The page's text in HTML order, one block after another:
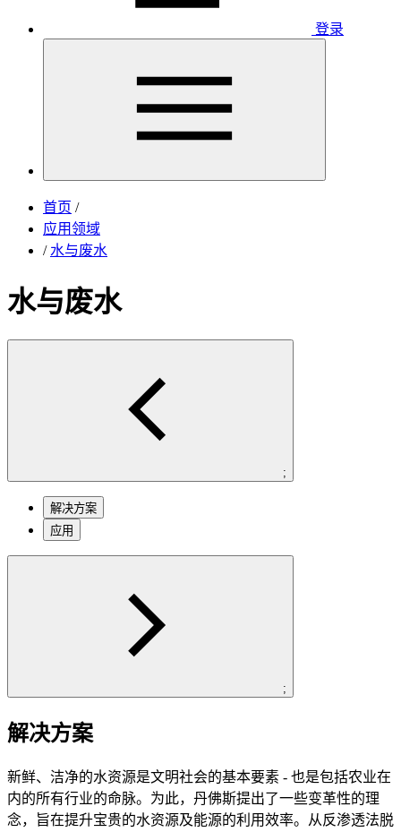
登录
首页 /
应用领域
/ 水与废水
水与废水
;
解决方案
应用
;
解决方案
新鲜、洁净的水资源是文明社会的基本要素 - 也是包括农业在
内的所有行业的命脉。为此，丹佛斯提出了一些变革性的理
念，旨在提升宝贵的水资源及能源的利用效率。从反渗透法脱